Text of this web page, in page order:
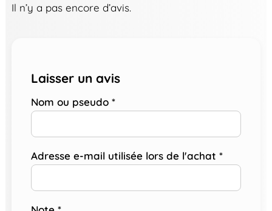
Il n’y a pas encore d’avis.
Laisser un avis
Nom ou pseudo *
Adresse e-mail utilisée lors de l'achat *